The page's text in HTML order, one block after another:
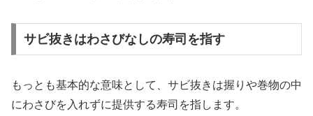
サビ抜きはわさびなしの寿司を指す
もっとも基本的な意味として、サビ抜きは握りや巻物の中
にわさびを入れずに提供する寿司を指します。